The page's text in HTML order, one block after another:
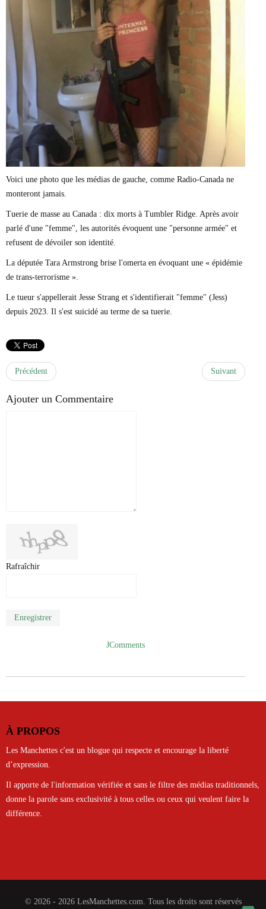
Voici une photo que les médias de gauche, comme Radio-Canada ne
monteront jamais.
Tuerie de masse au Canada : dix morts à Tumbler Ridge. Après avoir
parlé d'une "femme", les autorités évoquent une "personne armée" et
refusent de dévoiler son identité.
La députée Tara Armstrong brise l'omerta en évoquant une « épidémie
de trans-terrorisme ».
Le tueur s'appellerait Jesse Strang et s'identifierait "femme" (Jess)
depuis 2023. Il s'est suicidé au terme de sa tuerie.
Précédent Suivant
Ajouter un Commentaire
Rafraîchir
Enregistrer
JComments
À PROPOS
Les Manchettes c'est un blogue qui respecte et encourage la liberté
d’expression.
Il apporte de l'information vérifiée et sans le filtre des médias traditionnels,
donne la parole sans exclusivité à tous celles ou ceux qui veulent faire la
différence.
© 2026 - 2026 LesManchettes.com. Tous les droits sont réservés